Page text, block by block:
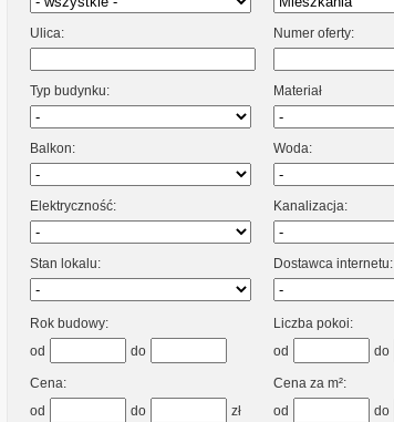
Ulica: Numer oferty:
Typ budynku: Materiał
Balkon: Woda:
Elektryczność: Kanalizacja:
Stan lokalu: Dostawca internetu:
Rok budowy:
od
do
Liczba pokoi:
od
do
Cena:
od
do zł
Cena za m²:
od
do